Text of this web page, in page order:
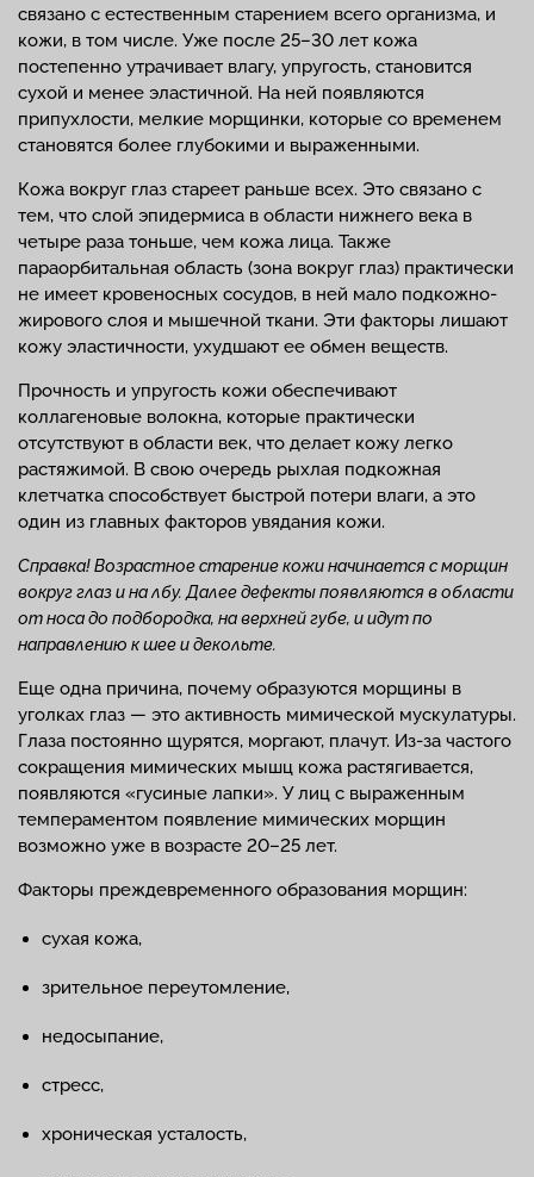
связано с естественным старением всего организма, и
кожи, в том числе. Уже после 25–30 лет кожа
постепенно утрачивает влагу, упругость, становится
сухой и менее эластичной. На ней появляются
припухлости, мелкие морщинки, которые со временем
становятся более глубокими и выраженными.
Кожа вокруг глаз стареет раньше всех. Это связано с
тем, что слой эпидермиса в области нижнего века в
четыре раза тоньше, чем кожа лица. Также
параорбитальная область (зона вокруг глаз) практически
не имеет кровеносных сосудов, в ней мало подкожно-
жирового слоя и мышечной ткани. Эти факторы лишают
кожу эластичности, ухудшают ее обмен веществ.
Прочность и упругость кожи обеспечивают
коллагеновые волокна, которые практически
отсутствуют в области век, что делает кожу легко
растяжимой. В свою очередь рыхлая подкожная
клетчатка способствует быстрой потери влаги, а это
один из главных факторов увядания кожи.
Справка! Возрастное старение кожи начинается с морщин
вокруг глаз и на лбу. Далее дефекты появляются в области
от носа до подбородка, на верхней губе, и идут по
направлению к шее и декольте.
Еще одна причина, почему образуются морщины в
уголках глаз — это активность мимической мускулатуры.
Глаза постоянно щурятся, моргают, плачут. Из-за частого
сокращения мимических мышц кожа растягивается,
появляются «гусиные лапки». У лиц с выраженным
темпераментом появление мимических морщин
возможно уже в возрасте 20–25 лет.
Факторы преждевременного образования морщин:
сухая кожа,
зрительное переутомление,
недосыпание,
стресс,
хроническая усталость,